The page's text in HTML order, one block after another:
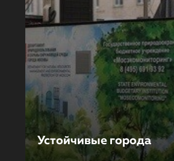
Устойчивые города